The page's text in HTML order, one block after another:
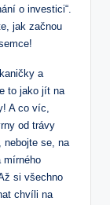
o investici“.
jak začnou
a
to jako jít na
A co víc,
od trávy
nebojte se, na
mírného
si všechno
chvíli na